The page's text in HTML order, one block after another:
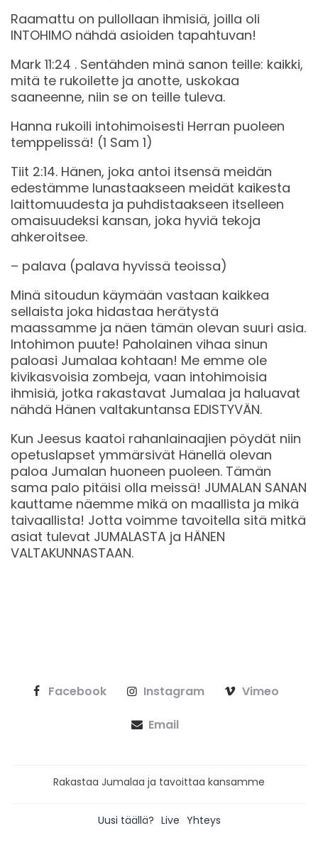
Raamattu on pullollaan ihmisiä, joilla oli
INTOHIMO nähdä asioiden tapahtuvan!
‭‭Mark‬ ‭11:24‬ . Sentähden minä sanon teille: kaikki,
mitä te rukoilette ja anotte, uskokaa
saaneenne, niin se on teille tuleva.
Hanna rukoili intohimoisesti Herran puoleen
temppelissä! (1 Sam 1)
Tiit‬ ‭2:14. Hänen, joka antoi itsensä meidän
edestämme lunastaakseen meidät kaikesta
laittomuudesta ja puhdistaakseen itselleen
omaisuudeksi kansan, joka hyviä tekoja
ahkeroitsee.
– palava (palava hyvissä teoissa)
Minä sitoudun käymään vastaan kaikkea
sellaista joka hidastaa herätystä
maassamme ja näen tämän olevan suuri asia.
Intohimon puute! Paholainen vihaa sinun
paloasi Jumalaa kohtaan! Me emme ole
kivikasvoisia zombeja, vaan intohimoisia
ihmisiä, jotka rakastavat Jumalaa ja haluavat
nähdä Hänen valtakuntansa EDISTYVÄN.
Kun Jeesus kaatoi rahanlainaajien pöydät niin
opetuslapset ymmärsivät Hänellä olevan
paloa Jumalan huoneen puoleen. Tämän
sama palo pitäisi olla meissä! JUMALAN SANAN
kauttame näemme mikä on maallista ja mikä
taivaallista! Jotta voimme tavoitella sitä mitkä
asiat tulevat JUMALASTA ja HÄNEN
VALTAKUNNASTAAN.
Facebook Instagram Vimeo
Email
Rakastaa Jumalaa ja tavoittaa kansamme
Uusi täällä? Live Yhteys